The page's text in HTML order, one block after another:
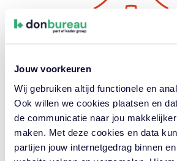
Jouw voorkeuren
Wij gebruiken altijd functionele en
Ook willen we cookies plaatsen en
de communicatie naar jou
maken. Met deze cookies en data
partijen jouw internetgedrag binnen
Technisch advies
Machineveiligheid